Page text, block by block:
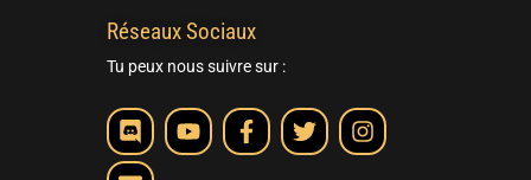
Réseaux Sociaux
Tu peux nous suivre sur :